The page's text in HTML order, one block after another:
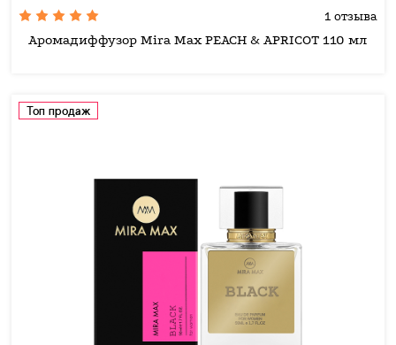
1 отзыва
Аромадиффузор Mira Max PEACH & APRICOT 110 мл
Топ продаж